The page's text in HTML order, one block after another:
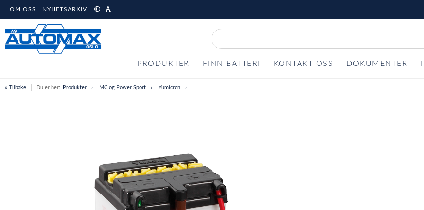
OM OSS NYHETSARKIV
PRODUKTER FINN BATTERI KONTAKT OSS DOKUMENTER
« Tilbake Du er her: Produkter MC og Power Sport Yumicron